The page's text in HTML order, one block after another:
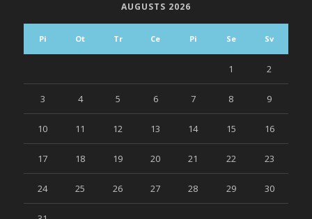
AUGUSTS 2026
Pi Ot Tr Ce Pi Se Sv
1 2
3 4 5 6 7 8 9
10 11 12 13 14 15 16
17 18 19 20 21 22 23
24 25 26 27 28 29 30